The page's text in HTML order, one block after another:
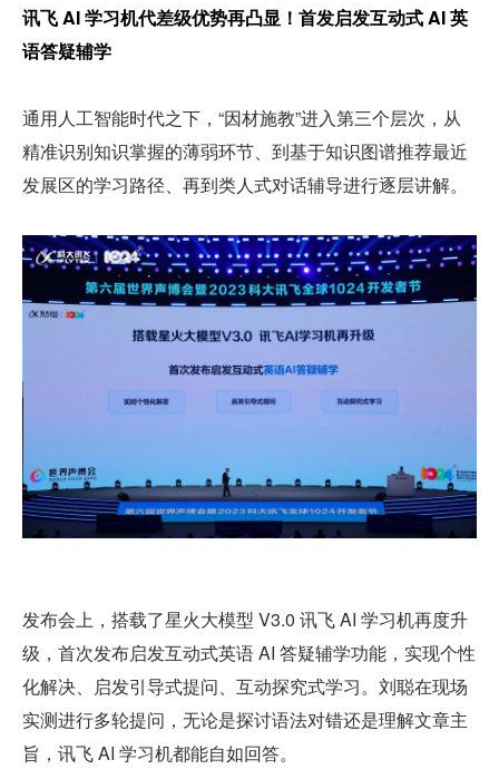
讯飞 AI 学习机代差级优势再凸显！首发启发互动式 AI 英
语答疑辅学
通用人工智能时代之下，“因材施教”进入第三个层次，从
精准识别知识掌握的薄弱环节、到基于知识图谱推荐最近
发展区的学习路径、再到类人式对话辅导进行逐层讲解。
发布会上，搭载了星火大模型 V3.0 讯飞 AI 学习机再度升
级，首次发布启发互动式英语 AI 答疑辅学功能，实现个性
化解决、启发引导式提问、互动探究式学习。刘聪在现场
实测进行多轮提问，无论是探讨语法对错还是理解文章主
旨，讯飞 AI 学习机都能自如回答。